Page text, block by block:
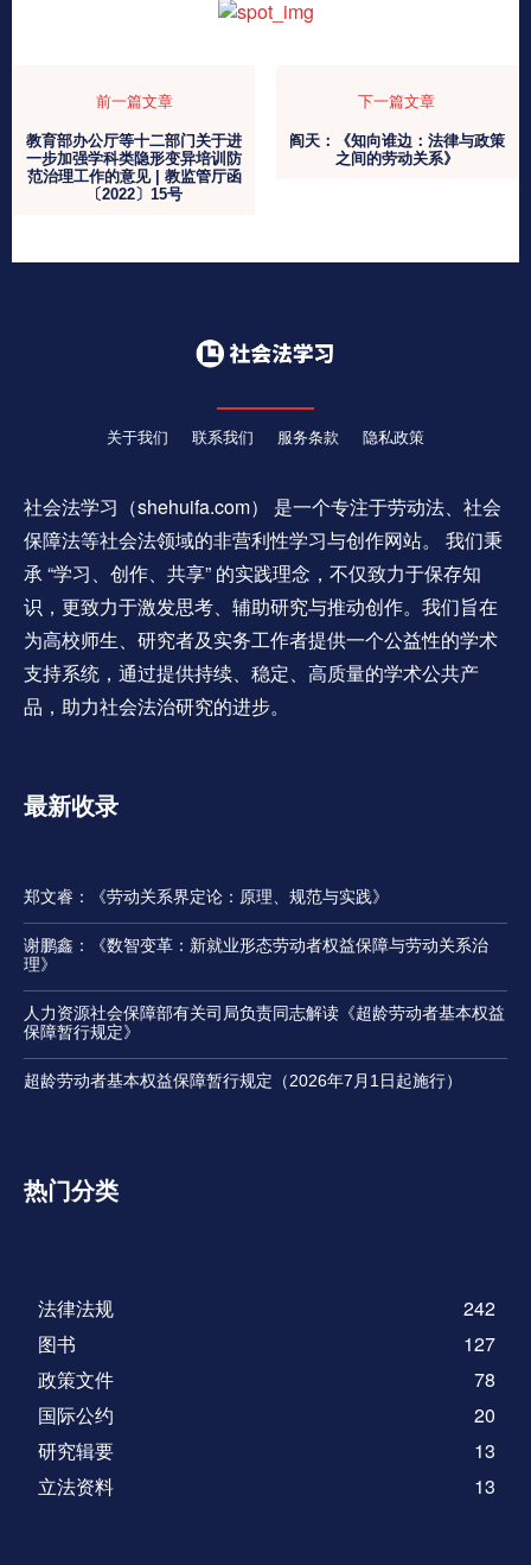
前一篇文章
教育部办公厅等十二部门关于进
一步加强学科类隐形变异培训防
范治理工作的意见 | 教监管厅函
〔2022〕15号
下一篇文章
阎天：《知向谁边：法律与政策
之间的劳动关系》
关于我们 联系我们 服务条款 隐私政策
社会法学习（shehuifa.com） 是一个专注于劳动法、社会
保障法等社会法领域的非营利性学习与创作网站。 我们秉
承 “学习、创作、共享” 的实践理念，不仅致力于保存知
识，更致力于激发思考、辅助研究与推动创作。我们旨在
为高校师生、研究者及实务工作者提供一个公益性的学术
支持系统，通过提供持续、稳定、高质量的学术公共产
品，助力社会法治研究的进步。
最新收录
郑文睿：《劳动关系界定论：原理、规范与实践》
谢鹏鑫：《数智变革：新就业形态劳动者权益保障与劳动关系治
理》
人力资源社会保障部有关司局负责同志解读《超龄劳动者基本权益
保障暂行规定》
超龄劳动者基本权益保障暂行规定（2026年7月1日起施行）
热门分类
法律法规
242
图书
127
政策文件
78
国际公约
20
研究辑要
13
立法资料
13